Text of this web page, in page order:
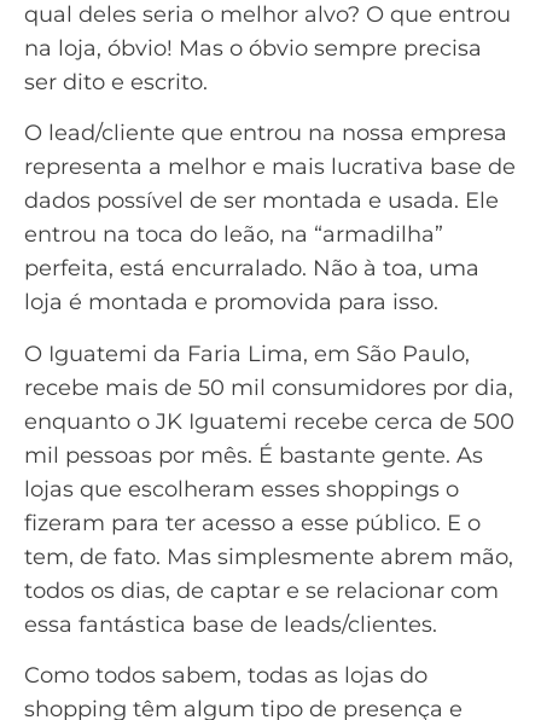
qual deles seria o melhor alvo? O que entrou
na loja, óbvio! Mas o óbvio sempre precisa
ser dito e escrito.
O lead/cliente que entrou na nossa empresa
representa a melhor e mais lucrativa base de
dados possível de ser montada e usada. Ele
entrou na toca do leão, na “armadilha”
perfeita, está encurralado. Não à toa, uma
loja é montada e promovida para isso.
O Iguatemi da Faria Lima, em São Paulo,
recebe mais de 50 mil consumidores por dia,
enquanto o JK Iguatemi recebe cerca de 500
mil pessoas por mês. É bastante gente. As
lojas que escolheram esses shoppings o
fizeram para ter acesso a esse público. E o
tem, de fato. Mas simplesmente abrem mão,
todos os dias, de captar e se relacionar com
essa fantástica base de leads/clientes.
Como todos sabem, todas as lojas do
shopping têm algum tipo de presença e